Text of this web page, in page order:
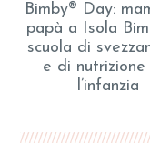
Bimby® Day:
papà a Isola
scuola di
e di nutrizione
l’infanzia